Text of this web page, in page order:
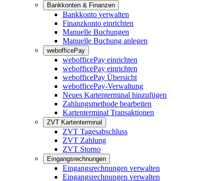
Bankkonten & Finanzen
Bankkonto verwalten
Finanzkonto einrichten
Manuelle Buchungen
Manuelle Buchung anlegen
webofficePay
webofficePay einrichten
webofficePay einrichten
webofficePay Übersicht
webofficePay-Verwaltung
Neues Kartenterminal hinzufügen
Zahlungsmethode bearbeiten
Kartenterminal Transaktionen
ZVT Kartenterminal
ZVT Tagesabschluss
ZVT Zahlung
ZVT Storno
Eingangsrechnungen
Eingangsrechnungen verwalten
Eingangsrechnungen verwalten